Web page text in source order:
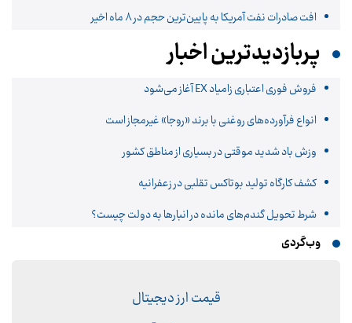
افت صادرات نفت آمریکا به پایین‌ترین حجم در ۸ ماه اخیر
پربازدیدترین اخبار
فروش فوری اعتباری زامیاد EX آغاز می‌شود
انواع فرآورده‌های روغنی با برند «روجا» غیرمجاز است
وزش باد شدید موقتی در بسیاری از مناطق کشور
کشف کارگاه تولید بوتاکس تقلبی در زعفرانیه
شرط تحویل گندم‌های مانده در انبار‌ها به دولت چیست؟
وب‌گردی
قیمت ارز دیجیتال